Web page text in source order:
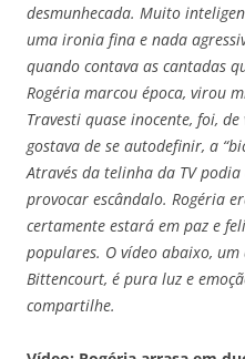
desmunhecada. Muito
uma ironia fina e nada
quando contava as cantadas
Rogéria marcou época, virou
Travesti quase inocente, foi,
gostava de se autodefinir, a
Através da telinha da TV
provocar escândalo. Rogéria
certamente estará em paz e
populares. O vídeo abaixo,
Bittencourt, é pura luz e
compartilhe.